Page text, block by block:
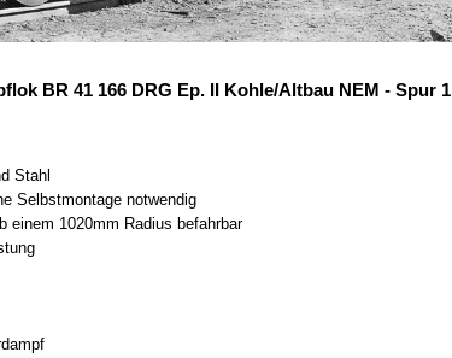
BR 41 166 DRG Ep. II Kohle/Altbau NEM - Spur 1
Stahl
Selbstmontage notwendig
einem 1020mm Radius befahrbar